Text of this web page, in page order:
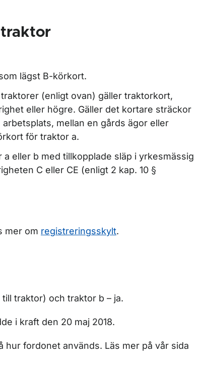
lägst B-körkort.
(enligt ovan) gäller traktorkort,
eller högre. Gäller det kortare sträckor
mellan en gårds ägor eller
för traktor a.
a eller b med tillkopplade släp i yrkesmässig
C eller CE (enligt 2 kap. 10 §
mer om registreringsskylt.
traktor) och traktor b – ja.
i kraft den 20 maj 2018.
hur fordonet används. Läs mer på vår sida